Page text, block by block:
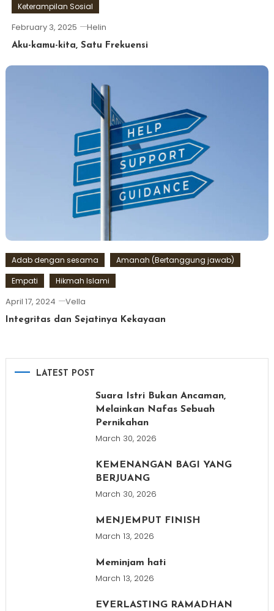
Keterampilan Sosial
February 3, 2025 Helin
Aku-kamu-kita, Satu Frekuensi
Adab dengan sesama
Amanah (Bertanggung jawab)
Empati
Hikmah Islami
April 17, 2024 Vella
Integritas dan Sejatinya Kekayaan
LATEST POST
Suara Istri Bukan Ancaman,
Melainkan Nafas Sebuah
Pernikahan
March 30, 2026
KEMENANGAN BAGI YANG
BERJUANG
March 30, 2026
MENJEMPUT FINISH
March 13, 2026
Meminjam hati
March 13, 2026
EVERLASTING RAMADHAN